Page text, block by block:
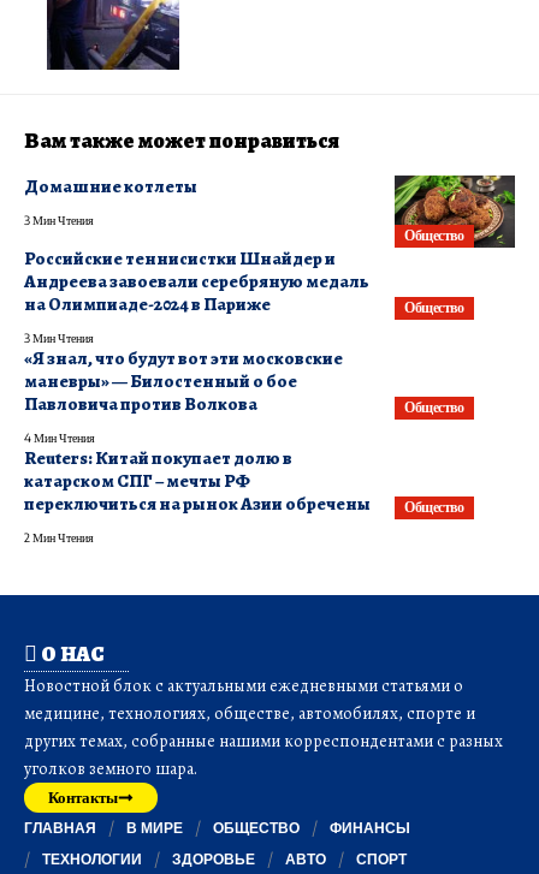
Вам также может понравиться
Общество
Домашние котлеты
3 Мин Чтения
Общество
Российские теннисистки Шнайдер и
Андреева завоевали серебряную медаль
на Олимпиаде-2024 в Париже
3 Мин Чтения
Общество
«Я знал, что будут вот эти московские
маневры» — Билостенный о бое
Павловича против Волкова
4 Мин Чтения
Общество
Reuters: Китай покупает долю в
катарском СПГ – мечты РФ
переключиться на рынок Азии обречены
2 Мин Чтения
О НАС
Новостной блок с актуальными ежедневными статьями о
медицине, технологиях, обществе, автомобилях, спорте и
других темах, собранные нашими корреспондентами с разных
уголков земного шара.
Контакты
ГЛАВНАЯ В МИРЕ ОБЩЕСТВО
ФИНАНСЫ
ТЕХНОЛОГИИ
ЗДОРОВЬЕ АВТО СПОРТ